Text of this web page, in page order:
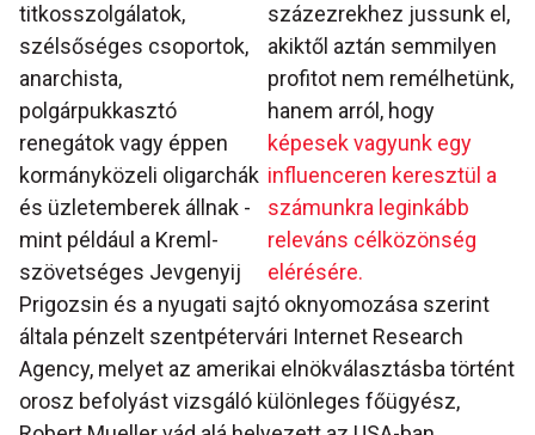
százezrekhez jussunk el,
akiktől aztán semmilyen
profitot nem remélhetünk,
hanem arról, hogy
képesek vagyunk egy
influenceren keresztül a
számunkra leginkább
releváns célközönség
elérésére.
titkosszolgálatok,
szélsőséges csoportok,
anarchista,
polgárpukkasztó
renegátok vagy éppen
kormányközeli oligarchák
és üzletemberek állnak -
mint például a Kreml-
szövetséges Jevgenyij
Prigozsin és a nyugati sajtó oknyomozása szerint
általa pénzelt szentpétervári Internet Research
Agency, melyet az amerikai elnökválasztásba történt
orosz befolyást vizsgáló különleges főügyész,